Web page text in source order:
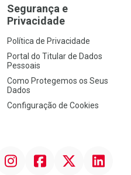
Segurança e
Privacidade
Política de Privacidade
Portal do Titular de Dados
Pessoais
Como Protegemos os Seus
Dados
Configuração de Cookies
InstagramFacebook Linkedin